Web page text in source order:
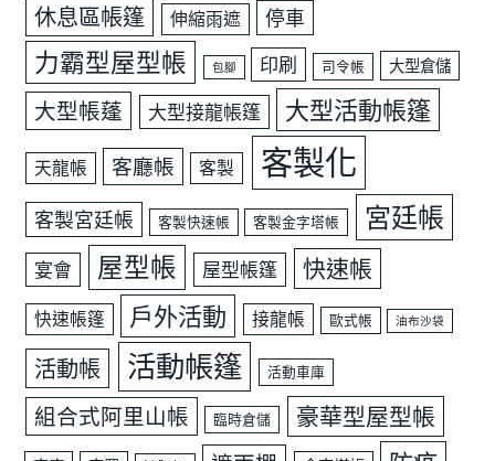
休息區帳篷 伸縮雨遮 停車
力霸型屋型帳 包腳 印刷 司令帳 大型倉儲
大型帳蓬 大型接龍帳篷 大型活動帳篷
天龍帳 客廳帳 客製 客製化
客製宮廷帳 客製快速帳 客製金字塔帳 宮廷帳
宴會 屋型帳 屋型帳篷 快速帳
快速帳篷 戶外活動 接龍帳 歐式帳 油布沙袋
活動帳 活動帳篷 活動車庫
組合式阿里山帳 臨時倉儲 豪華型屋型帳